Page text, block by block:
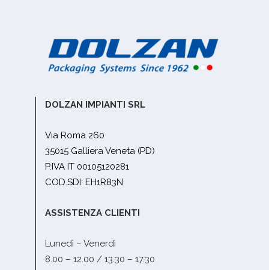
DOLZAN IMPIANTI SRL
Via Roma 260
35015 Galliera Veneta (PD)
P.IVA IT 00105120281
COD.SDI: EH1R83N
ASSISTENZA CLIENTI
Lunedì – Venerdì
8.00 – 12.00 / 13.30 – 17.30